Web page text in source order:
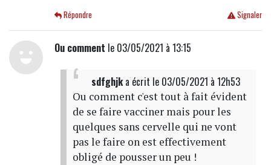
Signaler
Répondre
Ou comment le 03/05/2021 à 13:15
sdfghjka écrit le 03/05/2021 à 12h53
Ou comment c'est tout à fait évident
de se faire vacciner mais pour les
quelques sans cervelle qui ne vont
pas le faire on est effectivement
obligé de pousser un peu !